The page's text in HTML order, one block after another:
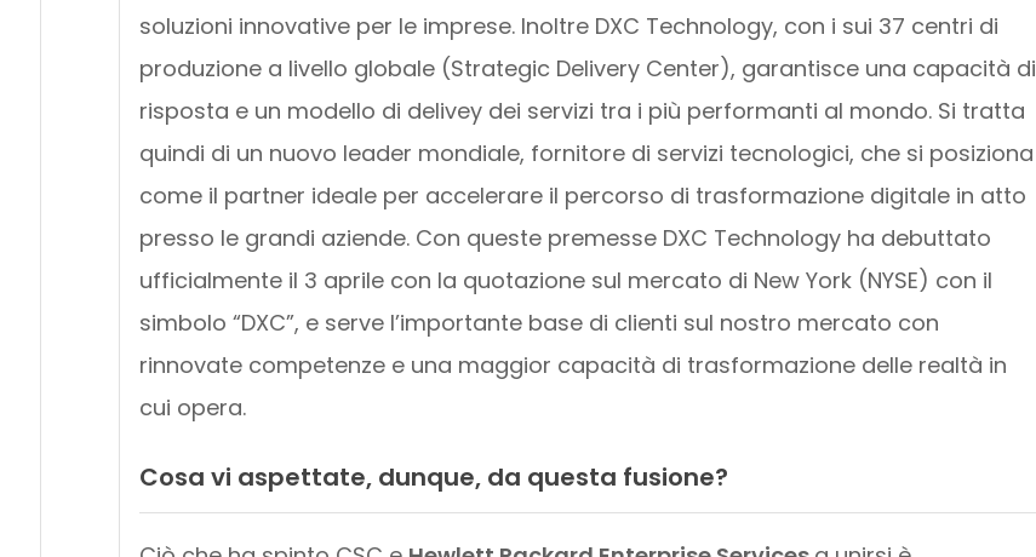
soluzioni innovative per le imprese. Inoltre DXC Technology, con i sui 37 centri di
produzione a livello globale (Strategic Delivery Center), garantisce una capacità di
risposta e un modello di delivey dei servizi tra i più performanti al mondo. Si tratta
quindi di un nuovo leader mondiale, fornitore di servizi tecnologici, che si posiziona
come il partner ideale per accelerare il percorso di trasformazione digitale in atto
presso le grandi aziende. Con queste premesse DXC Technology ha debuttato
ufficialmente il 3 aprile con la quotazione sul mercato di New York (NYSE) con il
simbolo “DXC”, e serve l’importante base di clienti sul nostro mercato con
rinnovate competenze e una maggior capacità di trasformazione delle realtà in
cui opera.
Cosa vi aspettate, dunque, da questa fusione?